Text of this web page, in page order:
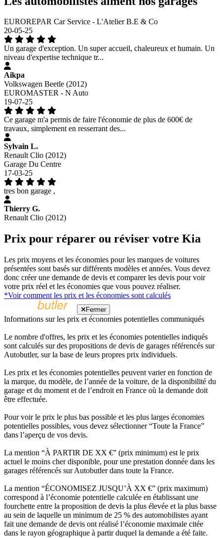
EUROREPAR Car Service - L'Atelier B.E & Co
20-05-25
Un garage d'exception. Un super accueil, chaleureux et humain. Un
niveau d'expertise technique tr...
Aikpa
Volkswagen Beetle (2012)
EUROMASTER - N Auto
19-07-25
Ce garage m'a permis de faire l'économie de plus de 600€ de
travaux, simplement en resserrant des...
Sylvain L.
Renault Clio (2012)
Garage Du Centre
17-03-25
tres bon garage ,
Thierry G.
Renault Clio (2012)
Prix pour réparer ou réviser votre Kia
Les prix moyens et les économies pour les marques de voitures
présentées sont basés sur différents modèles et années. Vous devez
donc créer une demande de devis et comparer les devis pour voir
votre prix réel et les économies que vous pouvez réaliser.
*Voir comment les prix et les économies sont calculés
Fermer
Informations sur les prix et économies potentielles communiqués
Le nombre d'offres, les prix et les économies potentielles indiqués
sont calculés sur des propositions de devis de garages référencés sur
Autobutler, sur la base de leurs propres prix individuels.
Les prix et les économies potentielles peuvent varier en fonction de
la marque, du modèle, de l’année de la voiture, de la disponibilité du
garage et du moment et de l’endroit en France où la demande doit
être effectuée.
Pour voir le prix le plus bas possible et les plus larges économies
potentielles possibles, vous devez sélectionner “Toute la France”
dans l’aperçu de vos devis.
La mention “À PARTIR DE XX €” (prix minimum) est le prix
actuel le moins cher disponible, pour une prestation donnée dans les
garages référencés sur Autobutler dans toute la France.
La mention “ÉCONOMISEZ JUSQU’À XX €” (prix maximum)
correspond à l’économie potentielle calculée en établissant une
fourchette entre la proposition de devis la plus élevée et la plus basse
au sein de laquelle un minimum de 25 % des automobilistes ayant
fait une demande de devis ont réalisé l’économie maximale citée
dans le rayon géographique à partir duquel la demande a été faite.